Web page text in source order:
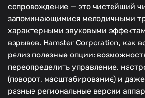
сопровождение — это чистейший
запоминающимися мелодичными
характерными звуковыми
взрывов. Hamster Corporation, как
релиз полезные опции:
переопределить управление,
(поворот, масштабирование) и
разные региональные версии